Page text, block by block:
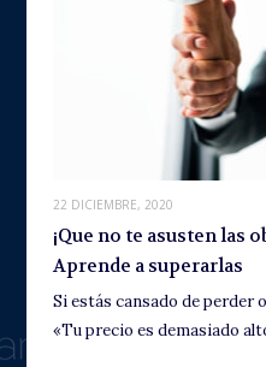
22 DICIEMBRE, 2020
¡Que no te asusten las
Aprende a superarlas
Si estás cansado de perder
«Tu precio es demasiado